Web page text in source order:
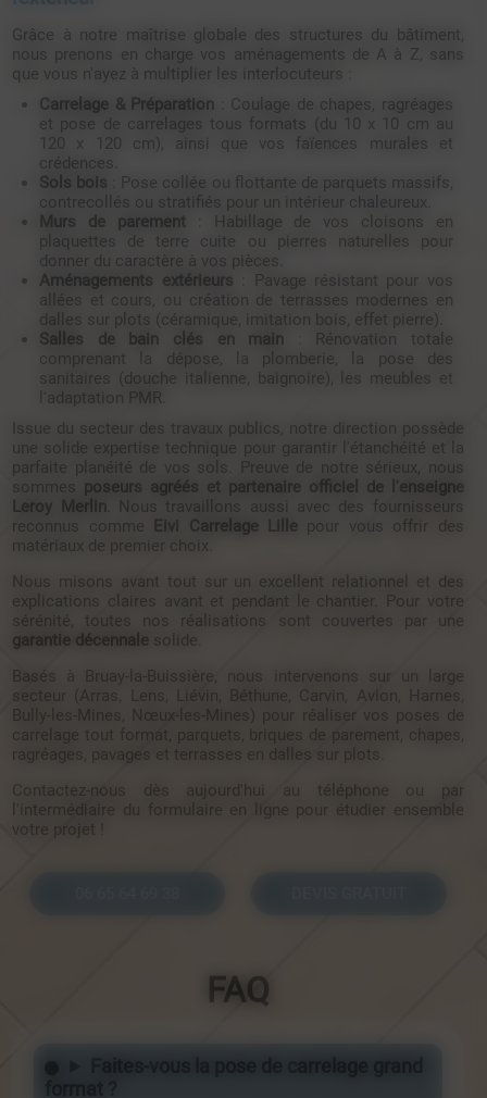
Grâce à notre maîtrise globale des structures du bâtiment,
nous prenons en charge vos aménagements de A à Z, sans
que vous n'ayez à multiplier les interlocuteurs :
Carrelage & Préparation : Coulage de chapes, ragréages
et pose de carrelages tous formats (du 10 x 10 cm au
120 x 120 cm), ainsi que vos faïences murales et
crédences.
Sols bois : Pose collée ou flottante de parquets massifs,
contrecollés ou stratifiés pour un intérieur chaleureux.
Murs de parement
: Habillage de vos cloisons en
plaquettes de terre cuite ou pierres naturelles pour
donner du caractère à vos pièces.
Aménagements extérieurs : Pavage résistant pour vos
allées et cours, ou création de terrasses modernes en
dalles sur plots (céramique, imitation bois, effet pierre).
Salles de bain clés en main
: Rénovation totale
comprenant la dépose, la plomberie, la pose des
sanitaires (douche italienne, baignoire), les meubles et
l'adaptation PMR.
Issue du secteur des travaux publics, notre direction possède
une solide expertise technique pour garantir l'étanchéité et la
parfaite planéité de vos sols. Preuve de notre sérieux, nous
sommes poseurs agréés et partenaire officiel de l'enseigne
Leroy Merlin
. Nous travaillons aussi avec des fournisseurs
reconnus comme
Eivi Carrelage Lille pour vous offrir des
matériaux de premier choix.
Nous misons avant tout sur un excellent relationnel et des
explications claires avant et pendant le chantier. Pour votre
sérénité, toutes nos réalisations sont couvertes par une
garantie décennale solide.
Basés à Bruay-la-Buissière, nous intervenons sur un large
secteur (Arras, Lens, Liévin, Béthune, Carvin, Avion, Harnes,
Bully-les-Mines, Nœux-les-Mines) pour réaliser vos poses de
carrelage tout format, parquets, briques de parement, chapes,
ragréages, pavages et terrasses en dalles sur plots.
Contactez-nous dès aujourd'hui au téléphone ou par
l'intermédiaire du formulaire en ligne pour étudier ensemble
votre projet !
FAQ